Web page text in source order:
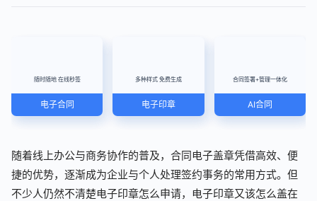
随时随地 在线秒签
电子合同
多种样式 免费生成
电子印章
合同签署+管理一体化
AI合同
随着线上办公与商务协作的普及，合同电子盖章凭借高效、便
捷的优势，逐渐成为企业与个人处理签约事务的常用方式。但
不少人仍然不清楚电子印章怎么申请，电子印章又该怎么盖在